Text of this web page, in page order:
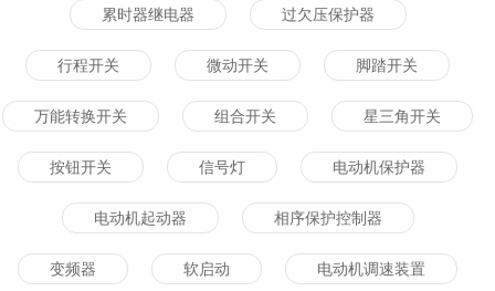
累时器继电器 过欠压保护器
行程开关 微动开关 脚踏开关
万能转换开关 组合开关 星三角开关
按钮开关 信号灯 电动机保护器
电动机起动器 相序保护控制器
变频器 软启动 电动机调速装置